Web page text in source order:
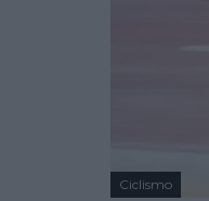
Ciclismo